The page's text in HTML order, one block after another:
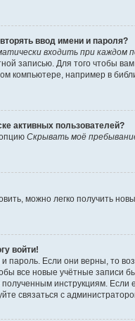
ввод имени и пароля?
входить при каждом
записью. Для того чтобы
компьютере, например в
активных пользователей?
Скрывать моё
можно легко получить
войти!
пароль. Если они верны, то
все новые учётные записи
инструкциям.
связаться с